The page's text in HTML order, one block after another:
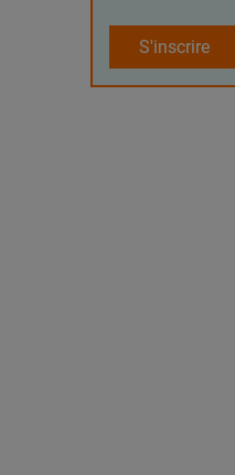
S'inscrire